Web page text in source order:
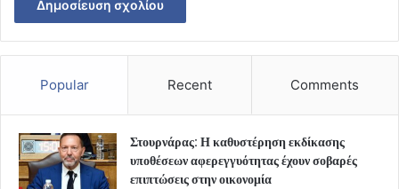
Popular Recent Comments
Στουρνάρας: Η καθυστέρηση εκδίκασης
υποθέσεων αφερεγγυότητας έχουν σοβαρές
επιπτώσεις στην οικονομία